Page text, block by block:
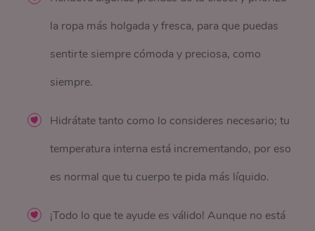
la ropa más holgada y fresca, para que puedas
sentirte siempre cómoda y preciosa, como
siempre.
Hidrátate tanto como lo consideres necesario; tu
temperatura interna está incrementando, por eso
es normal que tu cuerpo te pida más líquido.
¡Todo lo que te ayude es válido! Aunque no está